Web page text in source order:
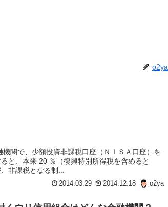
o2ya
関で、少額投資非課税口座（ＮＩＳＡ口座）を
と、本来 20 ％（復興特別所得税を含めると
非課税となる制...
2014.03.29 2014.12.18 o2ya